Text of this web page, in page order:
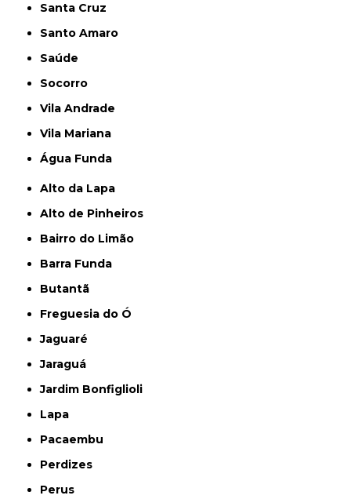
Santa Cruz
Santo Amaro
Saúde
Socorro
Vila Andrade
Vila Mariana
Água Funda
Alto da Lapa
Alto de Pinheiros
Bairro do Limão
Barra Funda
Butantã
Freguesia do Ó
Jaguaré
Jaraguá
Jardim Bonfiglioli
Lapa
Pacaembu
Perdizes
Perus